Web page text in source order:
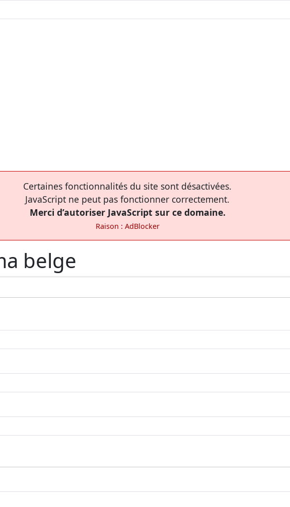
Certaines fonctionnalités du site sont désactivées.
JavaScript ne peut pas fonctionner correctement.
Merci d’autoriser JavaScript sur ce domaine.
Raison : AdBlocker
belge